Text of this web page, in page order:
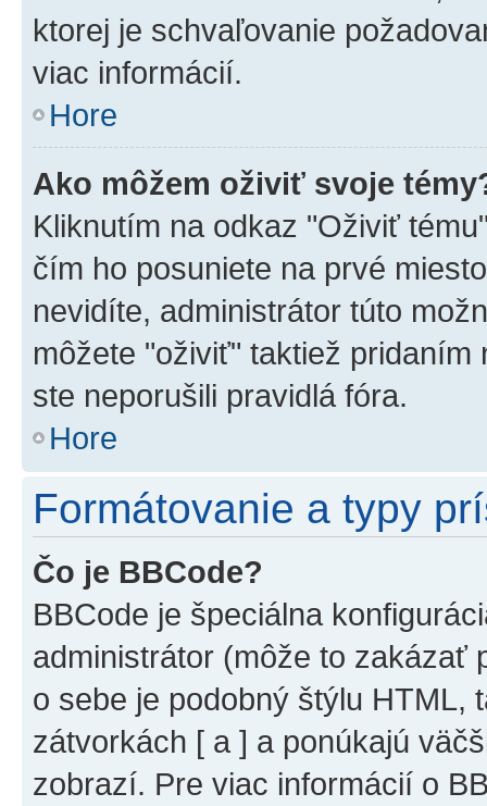
ktorej je schvaľovanie
viac informácií.
Hore
Ako môžem oživiť svoje
Kliknutím na odkaz "Oživiť
čím ho posuniete na prvé
nevidíte, administrátor túto
môžete "oživiť" taktiež
ste neporušili pravidlá fóra.
Hore
Formátovanie a typy
Čo je BBCode?
BBCode je špeciálna
administrátor (môže to zakázať
o sebe je podobný štýlu HTML,
zátvorkách [ a ] a ponúkajú
zobrazí. Pre viac informácií o